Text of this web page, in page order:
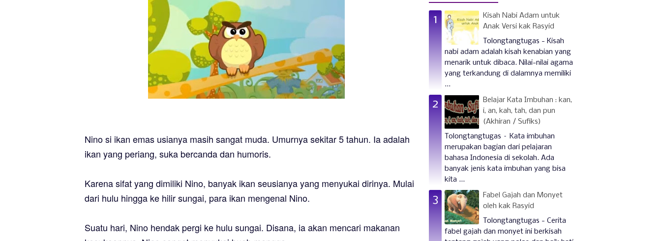
Nino si ikan emas usianya masih sangat muda. Umurnya sekitar 5 tahun. Ia adalah
ikan yang periang, suka bercanda dan humoris.
Karena sifat yang dimiliki Nino, banyak ikan seusianya yang menyukai dirinya. Mulai
dari hulu hingga ke hilir sungai, para ikan mengenal Nino.
Suatu hari, Nino hendak pergi ke hulu sungai. Disana, ia akan mencari makanan
Kisah Nabi Adam untuk
Anak Versi kak Rasyid
Tolongtangtugas - Kisah
nabi adam adalah kisah kenabian yang
menarik untuk dibaca. Nilai-nilai agama
yang terkandung di dalamnya memiliki
...
Belajar Kata Imbuhan : kan,
i, an, kah, tah, dan pun
(Akhiran / Sufiks)
Tolongtangtugas – Kata imbuhan
merupakan bagian dari pelajaran
bahasa Indonesia di sekolah. Ada
banyak jenis kata imbuhan yang bisa
kita ...
Fabel Gajah dan Monyet
oleh kak Rasyid
Tolongtangtugas - Cerita
fabel gajah dan monyet ini berkisah